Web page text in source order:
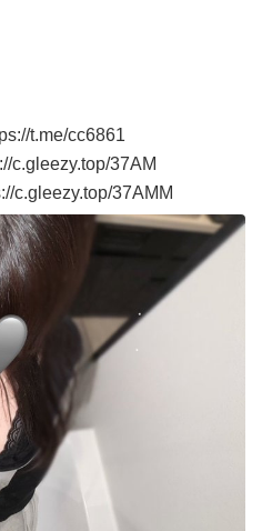
t.me/cc6861
c.gleezy.top/37AM
c.gleezy.top/37AMM